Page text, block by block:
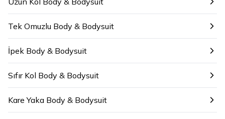
Tek Omuzlu Body & Bodysuit
İpek Body & Bodysuit
Sıfır Kol Body & Bodysuit
Kare Yaka Body & Bodysuit